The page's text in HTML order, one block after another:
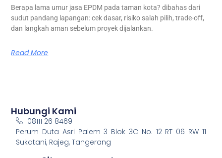
Berapa lama umur jasa EPDM pada taman kota? dibahas dari
sudut pandang lapangan: cek dasar, risiko salah pilih, trade-off,
dan langkah aman sebelum proyek dijalankan.
Read More
Hubungi Kami
08111 26 8469
Perum Duta Asri Palem 3 Blok 3C No. 12 RT 06 RW 11
Sukatani, Rajeg, Tangerang